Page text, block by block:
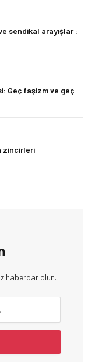
sendikal arayışlar :
Geç faşizm ve geç
zincirleri
haberdar olun.